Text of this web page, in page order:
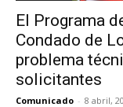
El Programa
Condado de
problema
solicitantes
Comunicado - 8 abril,